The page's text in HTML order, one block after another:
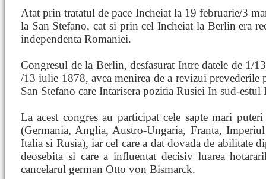
Atat prin tratatul de pace Incheiat la 19 februarie/3
la San Stefano, cat si prin cel Incheiat la Berlin era
independenta Romaniei.
Congresul de la Berlin, desfasurat Intre datele de 1/
/13 iulie 1878, avea menirea de a revizui prevederile
San Stefano care Intarisera pozitia Rusiei In sud-estul
La acest congres au participat cele sapte mari puteri
(Germania, Anglia, Austro-Ungaria, Franta,
Italia si Rusia), iar cel care a dat dovada de abilitate
deosebita si care a influentat decisiv luarea
cancelarul german Otto von Bismarck.